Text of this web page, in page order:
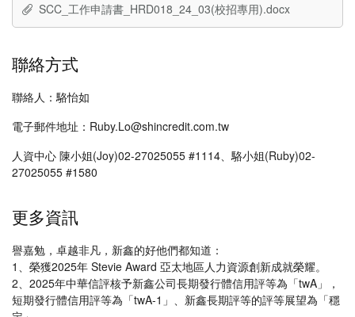
SCC_工作申請書_HRD018_24_03(校招專用).docx
聯絡方式
聯絡人：駱怡如
電子郵件地址：Ruby.Lo@shincredit.com.tw
人資中心 陳小姐(Joy)02-27025055 #1114、駱小姐(Ruby)02-
27025055 #1580
更多資訊
譽嘉勉，卓越非凡，新鑫的好他們都知道：
1、榮獲2025年 Stevie Award 亞太地區人力資源創新成就榮耀。
2、2025年中華信評核予新鑫公司長期發行體信用評等為「twA」，
短期發行體信用評等為「twA-1」、新鑫長期評等的評等展望為「穩